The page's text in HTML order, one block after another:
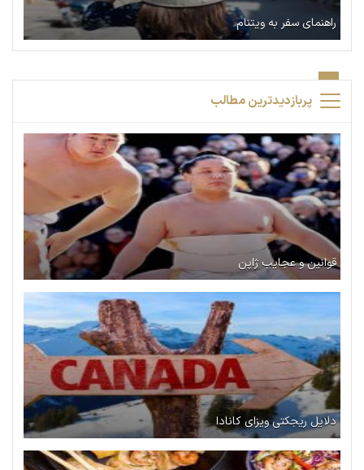
راهنمای سفر به ویتنام
پربازدیدترین مطالب
قوانین و عجایب ژاپن
دلایل ریجکتی ویزای کانادا